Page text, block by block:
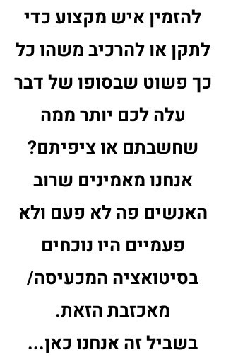
להזמין איש מקצוע כדי
לתקן או להרכיב משהו כל
כך פשוט שבסופו של דבר
עלה לכם יותר ממה
שחשבתם או ציפיתם?
אנחנו מאמינים שרוב
האנשים פה לא פעם ולא
פעמיים היו נוכחים
בסיטואציה המכעיסה/
מאכזבת הזאת.
בשביל זה אנחנו כאן...